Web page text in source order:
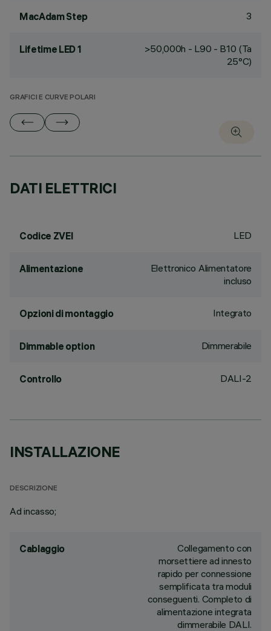
MacAdam Step 3
Lifetime LED 1
>50,000h - L90 - B10 (Ta
25°C)
GRAFICI E CURVE POLARI
DATI ELETTRICI
Codice ZVEI LED
Alimentazione
Elettronico Alimentatore
incluso
Opzioni di montaggio Integrato
Dimmable option Dimmerabile
Controllo DALI-2
INSTALLAZIONE
DESCRIZIONE
Ad incasso;
Cablaggio
Collegamento con
morsettiere ad innesto
rapido per connessione
semplificata tra moduli
conseguenti. Completo di
alimentazione integrata
dimmerabile DALI.